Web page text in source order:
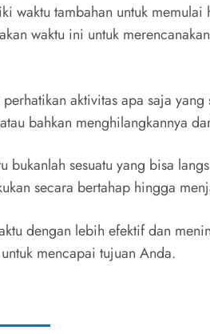
waktu tambahan untuk
waktu ini untuk
aktivitas apa saja
bahkan menghilangkannya
sesuatu yang bisa
secara bertahap hingga
dengan lebih efektif dan
mencapai tujuan Anda.